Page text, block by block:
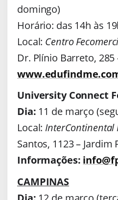
domingo)
Horário: das 14h às
Local: Centro
Dr. Plínio Barreto, 285
University Connect
Dia: 11 de março
Local: InterContinental
Santos, 1123 – Jardim
Informações:
CAMPINAS